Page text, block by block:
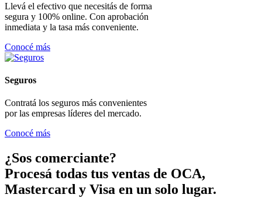
Llevá el efectivo que necesitás de forma
segura y 100% online. Con aprobación
inmediata y la tasa más conveniente.
Conocé más
Seguros
Contratá los seguros más convenientes
por las empresas líderes del mercado.
Conocé más
¿Sos comerciante?
Procesá todas tus ventas de OCA,
Mastercard y Visa en un solo lugar.